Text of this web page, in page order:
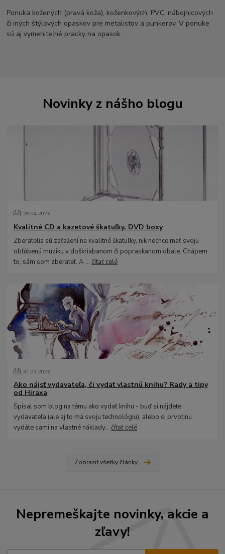
Ponuka kožených (pravá koža), koženkových, PVC, nábojnicových
či iných štýlových opaskov pre metalistov a punkerov. V ponuke
sú aj vymeniteľné pracky na opasok.
Novinky z nášho blogu
29.04.2026
Kvalitné CD a kazetové škatuľky, DVD boxy
Zberatelia sú zaťažení na kvalitné škatuľky, nik nechce mať svoju
obľúbenú muziku v doškriabanom či popraskanom obale. Chápem
to, sám som zberateľ. A ...čítať celé
31.03.2026
Ako nájsť vydavateľa, či vydať vlastnú knihu? Rady a tipy
od Hiraxa
Spísal som blog na tému ako vydať knihu - buď si nájdete
vydavateľa (ale aj to má svoju technológiu), alebo si prvotinu
vydáte sami na vlastné náklady...čítať celé
Zobraziť všetky články
Nepremeškajte novinky, akcie a
zľavy!